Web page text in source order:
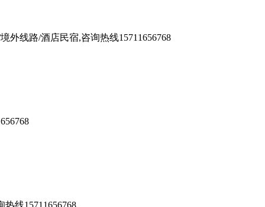
外线路/酒店民宿,咨询热线15711656768
线15711656768